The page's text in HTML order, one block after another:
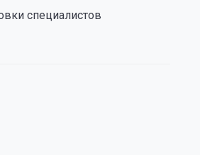
специалистов